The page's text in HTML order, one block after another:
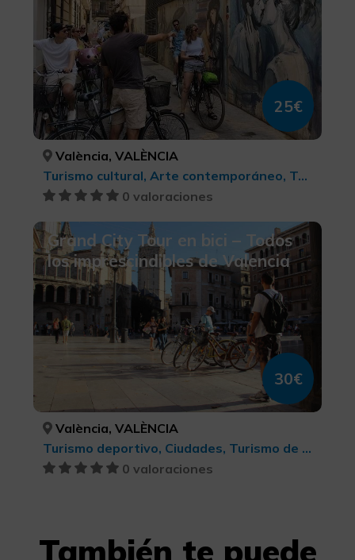
25€
València, VALÈNCIA
Turismo cultural, Arte contemporáneo, Turismo cultural
0 valoraciones
Grand City Tour en bici – Todos
los imprescindibles de Valencia
30€
València, VALÈNCIA
Turismo deportivo, Ciudades, Turismo de ocio y diversión, Turismo cultural, BTT, cicloturismo y ciclismo
0 valoraciones
También te puede